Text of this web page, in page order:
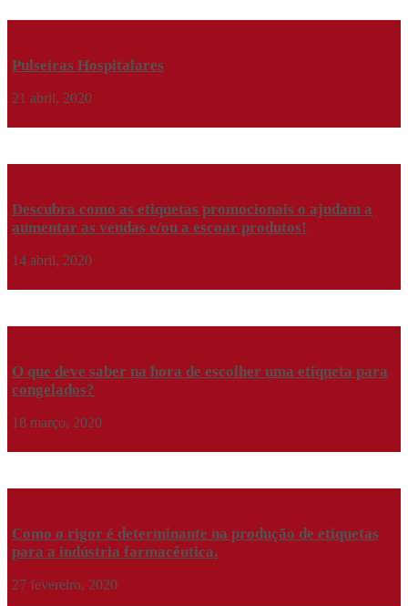
Pulseiras Hospitalares
21 abril, 2020
Descubra como as etiquetas promocionais o ajudam a
aumentar as vendas e/ou a escoar produtos!
14 abril, 2020
O que deve saber na hora de escolher uma etiqueta para
congelados?
18 março, 2020
Como o rigor é determinante na produção de etiquetas
para a indústria farmacêutica.
27 fevereiro, 2020